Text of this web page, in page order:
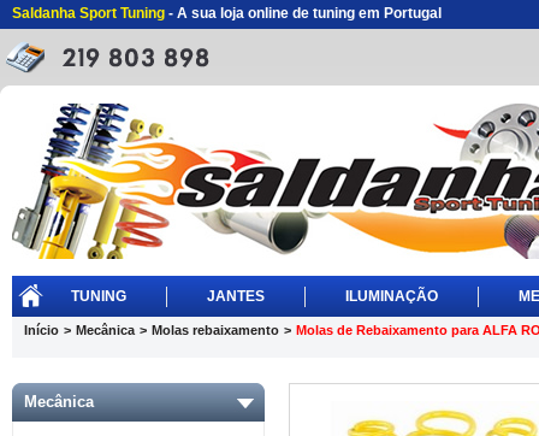
Saldanha Sport Tuning - A sua loja online de tuning em Portugal
TUNING JANTES ILUMINAÇÃO
Início > Mecânica > Molas rebaixamento > Molas de Rebaixamento para ALFA
Mecânica